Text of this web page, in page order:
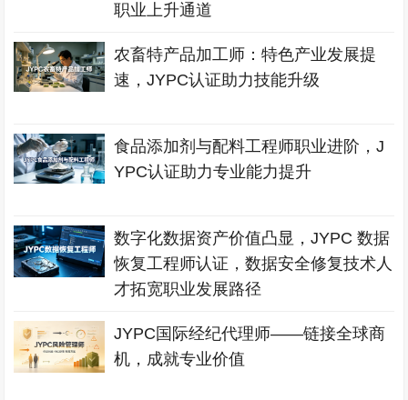
职业上升通道
农畜特产品加工师：特色产业发展提
速，JYPC认证助力技能升级
食品添加剂与配料工程师职业进阶，J
YPC认证助力专业能力提升
数字化数据资产价值凸显，JYPC 数据
恢复工程师认证，数据安全修复技术人
才拓宽职业发展路径
JYPC国际经纪代理师——链接全球商
机，成就专业价值